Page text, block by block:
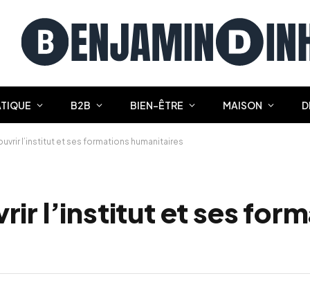
B2B BIEN-ÊTRE MAISON
l’institut et ses formations humanitaires
l’institut et ses